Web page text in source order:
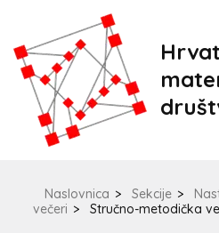
Naslovnica > Sekcije >
večeri >
Stručno-metodička